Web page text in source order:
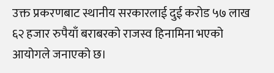
उक्त प्रकरणबाट स्थानीय सरकारलाई दुई करोड ५७ लाख
६२ हजार रुपैयाँ बराबरको राजस्व हिनामिना भएको
आयोगले जनाएको छ।